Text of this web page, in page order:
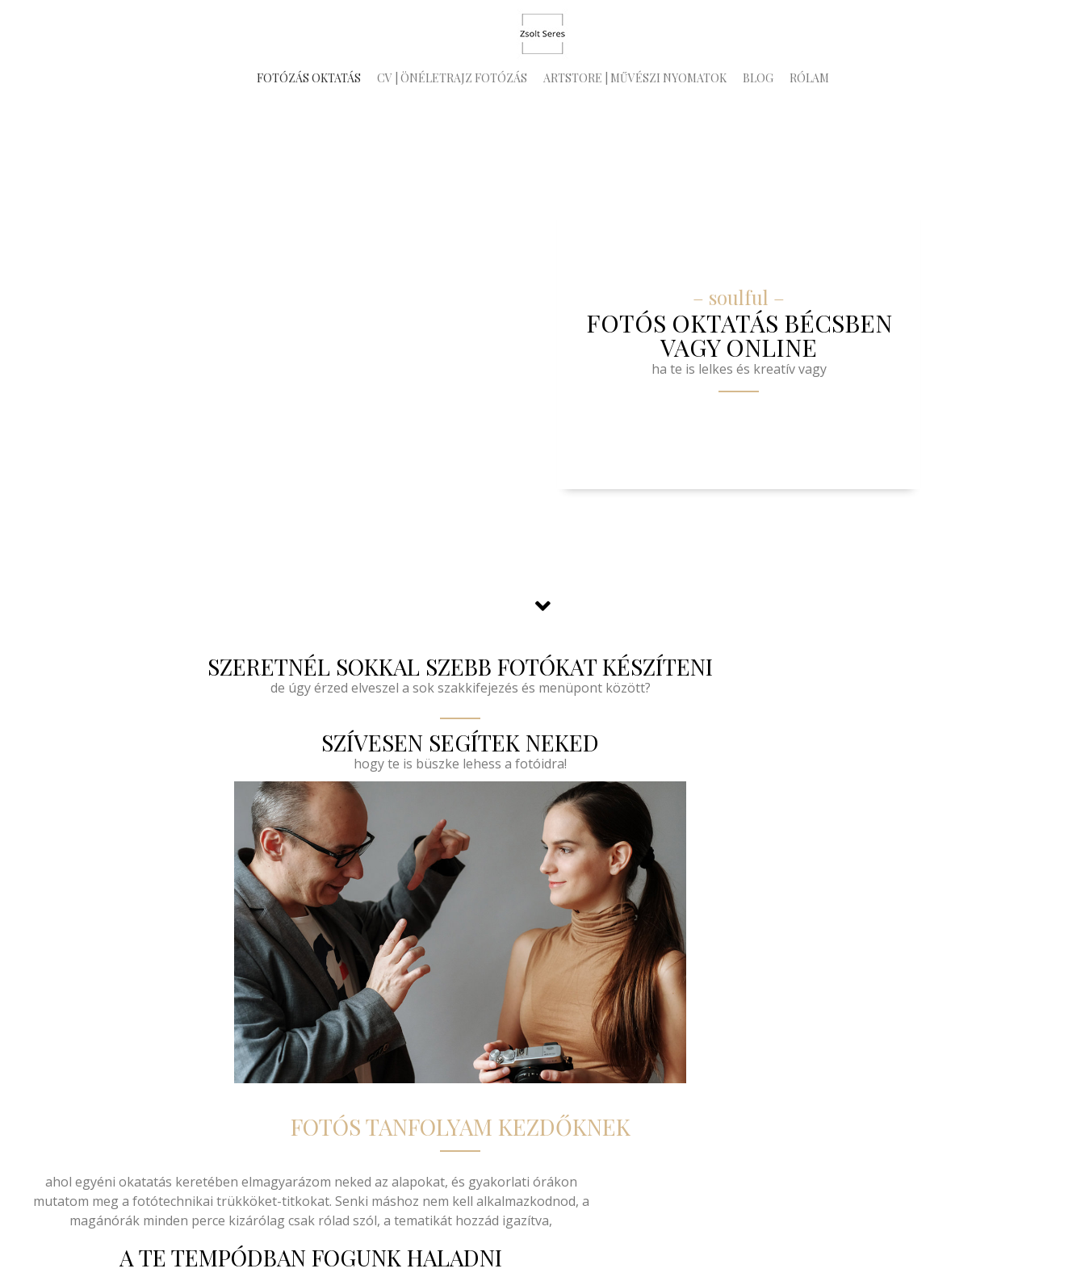
FOTÓZÁS OKTATÁS CV | ÖNÉLETRAJZ FOTÓZÁS ARTSTORE | MŰVÉSZI NYOMATOK BLOG RÓLAM
– soulful –
FOTÓS OKTATÁS BÉCSBEN
VAGY ONLINE
ha te is lelkes és kreatív vagy
SZERETNÉL SOKKAL SZEBB FOTÓKAT KÉSZÍTENI
de úgy érzed elveszel a sok szakkifejezés és menüpont között?
SZÍVESEN SEGÍTEK NEKED
hogy te is büszke lehess a fotóidra!
FOTÓS TANFOLYAM KEZDŐKNEK
ahol egyéni okatatás keretében elmagyarázom neked az alapokat, és gyakorlati órákon
mutatom meg a fotótechnikai trükköket-titkokat. Senki máshoz nem kell alkalmazkodnod, a
magánórák minden perce kizárólag csak rólad szól, a tematikát hozzád igazítva,
A TE TEMPÓDBAN FOGUNK HALADNI